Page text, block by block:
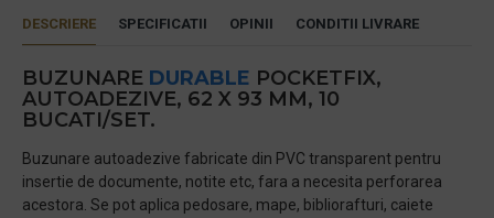
DESCRIERE SPECIFICATII OPINII CONDITII LIVRARE
BUZUNARE DURABLE POCKETFIX,
AUTOADEZIVE, 62 X 93 MM, 10
BUCATI/SET.
Buzunare autoadezive fabricate din PVC transparent pentru
insertie de documente, notite etc, fara a necesita perforarea
acestora. Se pot aplica pedosare, mape, bibliorafturi, caiete